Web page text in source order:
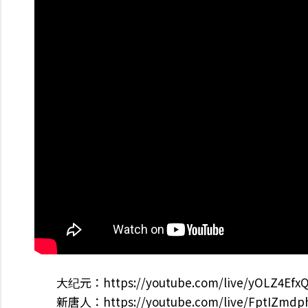
大纪元：https://youtube.com/live/
新唐人：https://youtube.com/live/